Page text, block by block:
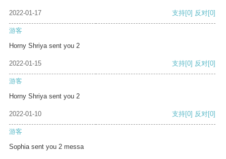
2022-01-17 支持[0] 反对[0]
游客
Horny Shriya sent you 2
2022-01-15 支持[0] 反对[0]
游客
Horny Shriya sent you 2
2022-01-10 支持[0] 反对[0]
游客
Sophia sent you 2 messa